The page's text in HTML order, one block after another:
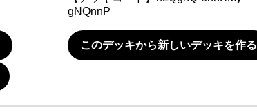
gNQnnP
このデッキから新しいデッキを作る